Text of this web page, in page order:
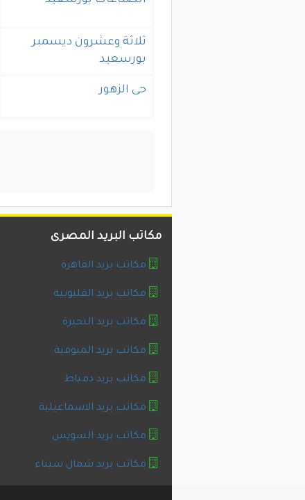
ثلاثة وعشرون ديسمبر
بورسعيد
حى الزهور
مكاتب البريد المصرى
مكاتب بريد القاهرة
مكاتب بريد القليوبية
مكاتب بريد البحيرة
مكاتب بريد المنوفية
مكاتب بريد دمياط
مكاتب بريد الاسماعيلية
مكاتب بريد السويس
مكاتب بريد شمال سيناء